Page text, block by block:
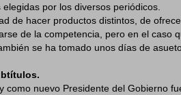
por los diversos periódicos.
de hacer productos distintos, de
de la competencia, pero en el caso
se ha tomado unos días de
como nuevo Presidente del Gobierno